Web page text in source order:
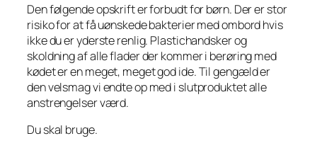
Den følgende opskrift er forbudt for børn. Der er stor
risiko for at få uønskede bakterier med ombord hvis
ikke du er yderste renlig. Plastichandsker og
skoldning af alle flader der kommer i berøring med
kødet er en meget, meget god ide. Til gengæld er
den velsmag vi endte op med i slutproduktet alle
anstrengelser værd.
Du skal bruge.